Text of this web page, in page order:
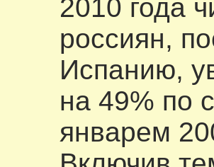
2010 года
россиян,
Испанию,
на 49% по
январем